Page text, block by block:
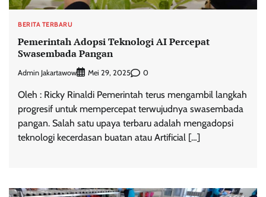
BERITA TERBARU
Pemerintah Adopsi Teknologi AI Percepat
Swasembada Pangan
Admin Jakartawow Mei 29, 2025 0
Oleh : Ricky Rinaldi Pemerintah terus mengambil langkah
progresif untuk mempercepat terwujudnya swasembada
pangan. Salah satu upaya terbaru adalah mengadopsi
teknologi kecerdasan buatan atau Artificial […]